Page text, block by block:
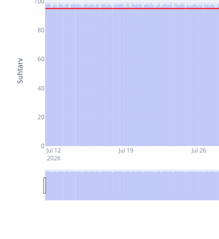
Jul 12
2026
Jul 19 Jul 26
0
20
40
60
80
Suhtarv